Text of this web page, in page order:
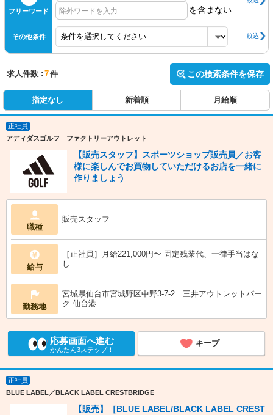
フリーワード
を含まない
その他条件 絞込
求人件数 : 7件 この検索条件を保存
指定なし 新着順 月給順
正社員
アディダスゴルフ ファクトリーアウトレット
【販売スタッフ】スポーツショップ販売員／お客
様に楽しんでお買物していただけるお店を一緒に
作りましょう
職種
販売スタッフ
給与
［正社員］月給221,000円〜 固定残業代、一律手当はな
し
勤務地
宮城県仙台市宮城野区中野3-7-2 三井アウトレットパー
ク 仙台港
応募画面へ進む
かんたん3ステップ！
キープ
正社員
BLUE LABEL／BLACK LABEL CRESTBRIDGE
【販売】［BLUE LABEL/BLACK LABEL CREST